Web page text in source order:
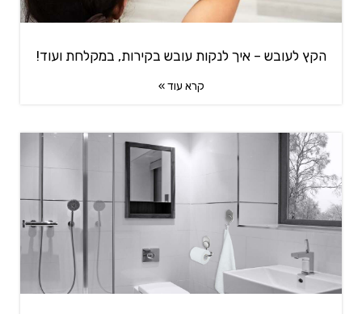
הקץ לעובש – איך לנקות עובש בקירות, במקלחת ועוד!
קרא עוד »